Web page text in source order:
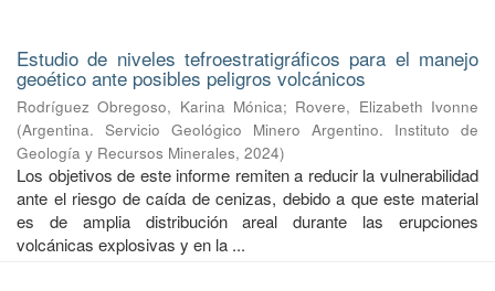
Estudio de niveles tefroestratigráficos para el manejo
geoético ante posibles peligros volcánicos
Rodríguez Obregoso, Karina Mónica; Rovere, Elizabeth Ivonne
(Argentina. Servicio Geológico Minero Argentino. Instituto de
Geología y Recursos Minerales, 2024)
Los objetivos de este informe remiten a reducir la vulnerabilidad
ante el riesgo de caída de cenizas, debido a que este material
es de amplia distribución areal durante las erupciones
volcánicas explosivas y en la ...